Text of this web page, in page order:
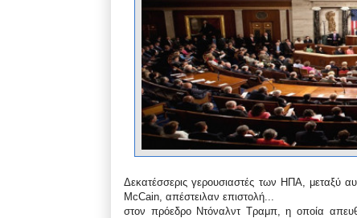
Δεκατέσσερις γερουσιαστές των ΗΠΑ, μεταξύ
McCain, απέστειλαν επιστολή...
στον πρόεδρο Ντόναλντ Τραμπ, η οποία